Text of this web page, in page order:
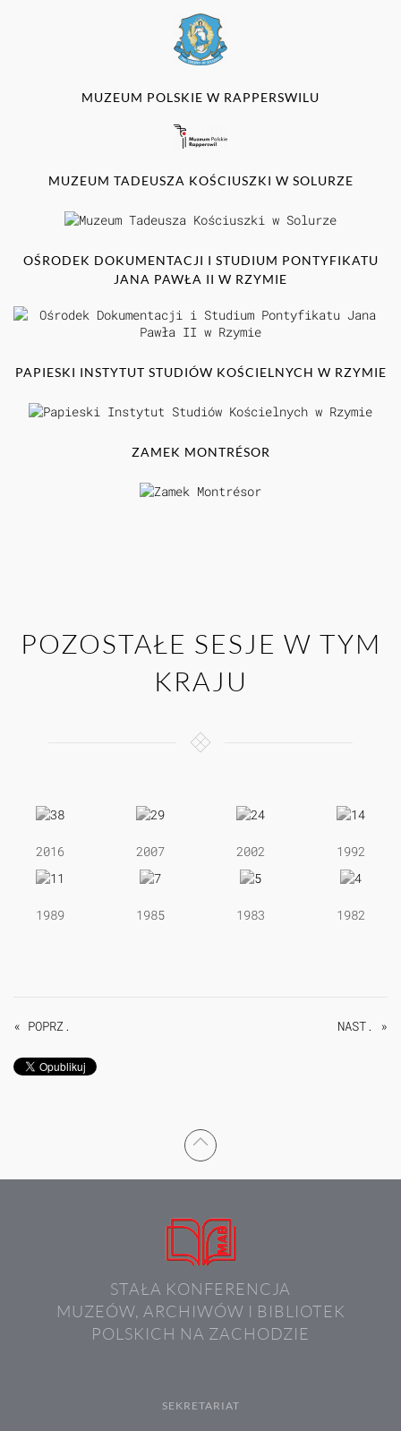
MUZEUM POLSKIE W RAPPERSWILU
MUZEUM TADEUSZA KOŚCIUSZKI W SOLURZE
OŚRODEK DOKUMENTACJI I STUDIUM PONTYFIKATU
JANA PAWŁA II W RZYMIE
PAPIESKI INSTYTUT STUDIÓW KOŚCIELNYCH W RZYMIE
ZAMEK MONTRÉSOR
POZOSTAŁE SESJE W TYM
KRAJU
2016 2007 2002 1992
1989 1985 1983 1982
« POPRZ. NAST. »
STAŁA KONFERENCJA
MUZEÓW, ARCHIWÓW I BIBLIOTEK
POLSKICH NA ZACHODZIE
SEKRETARIAT